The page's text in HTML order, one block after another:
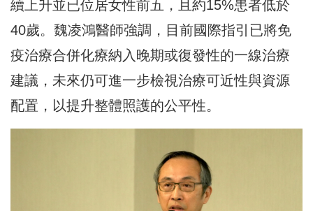
續上升並已位居女性前五，且約15%患者低於
40歲。魏凌鴻醫師強調，目前國際指引已將免
疫治療合併化療納入晚期或復發性的一線治療
建議，未來仍可進一步檢視治療可近性與資源
配置，以提升整體照護的公平性。